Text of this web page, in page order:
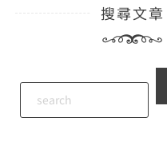
搜尋文章